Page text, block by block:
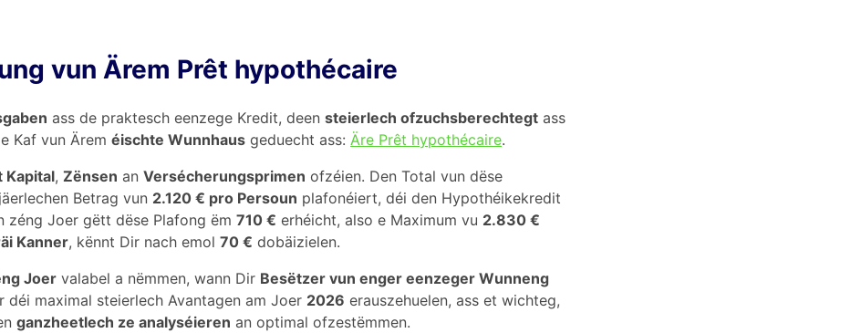
vun Ärem Prêt hypothécaire
ass de praktesch eenzege Kredit, deen steierlech ofzuchsberechtegt ass
Kaf vun Ärem éischte Wunnhaus geduecht ass: Äre Prêt hypothécaire.
Kapital, Zënsen an Versécherungsprimen ofzéien. Den Total vun dëse
Betrag vun 2.120 € pro Persoun plafonéiert, déi den Hypothéikekredit
zéng Joer gëtt dëse Plafong ëm 710 € erhéicht, also e Maximum vu 2.830 €
Kanner, kënnt Dir nach emol 70 € dobäizielen.
Joer valabel a nëmmen, wann Dir Besëtzer vun enger eenzeger Wunneng
maximal steierlech Avantagen am Joer 2026 erauszehuelen, ass et wichteg,
ganzheetlech ze analyséieren an optimal ofzestëmmen.